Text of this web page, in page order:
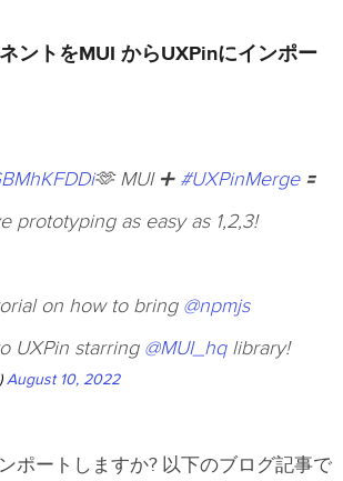
ントをMUI からUXPinにインポー
🫶 MUI ➕ #UXPinMerge🟰
prototyping as easy as 1,2,3!
on how to bring @npmjs
UXPin starring @MUI_hqlibrary!
August 10, 2022
ポートしますか? 以下のブログ記事で